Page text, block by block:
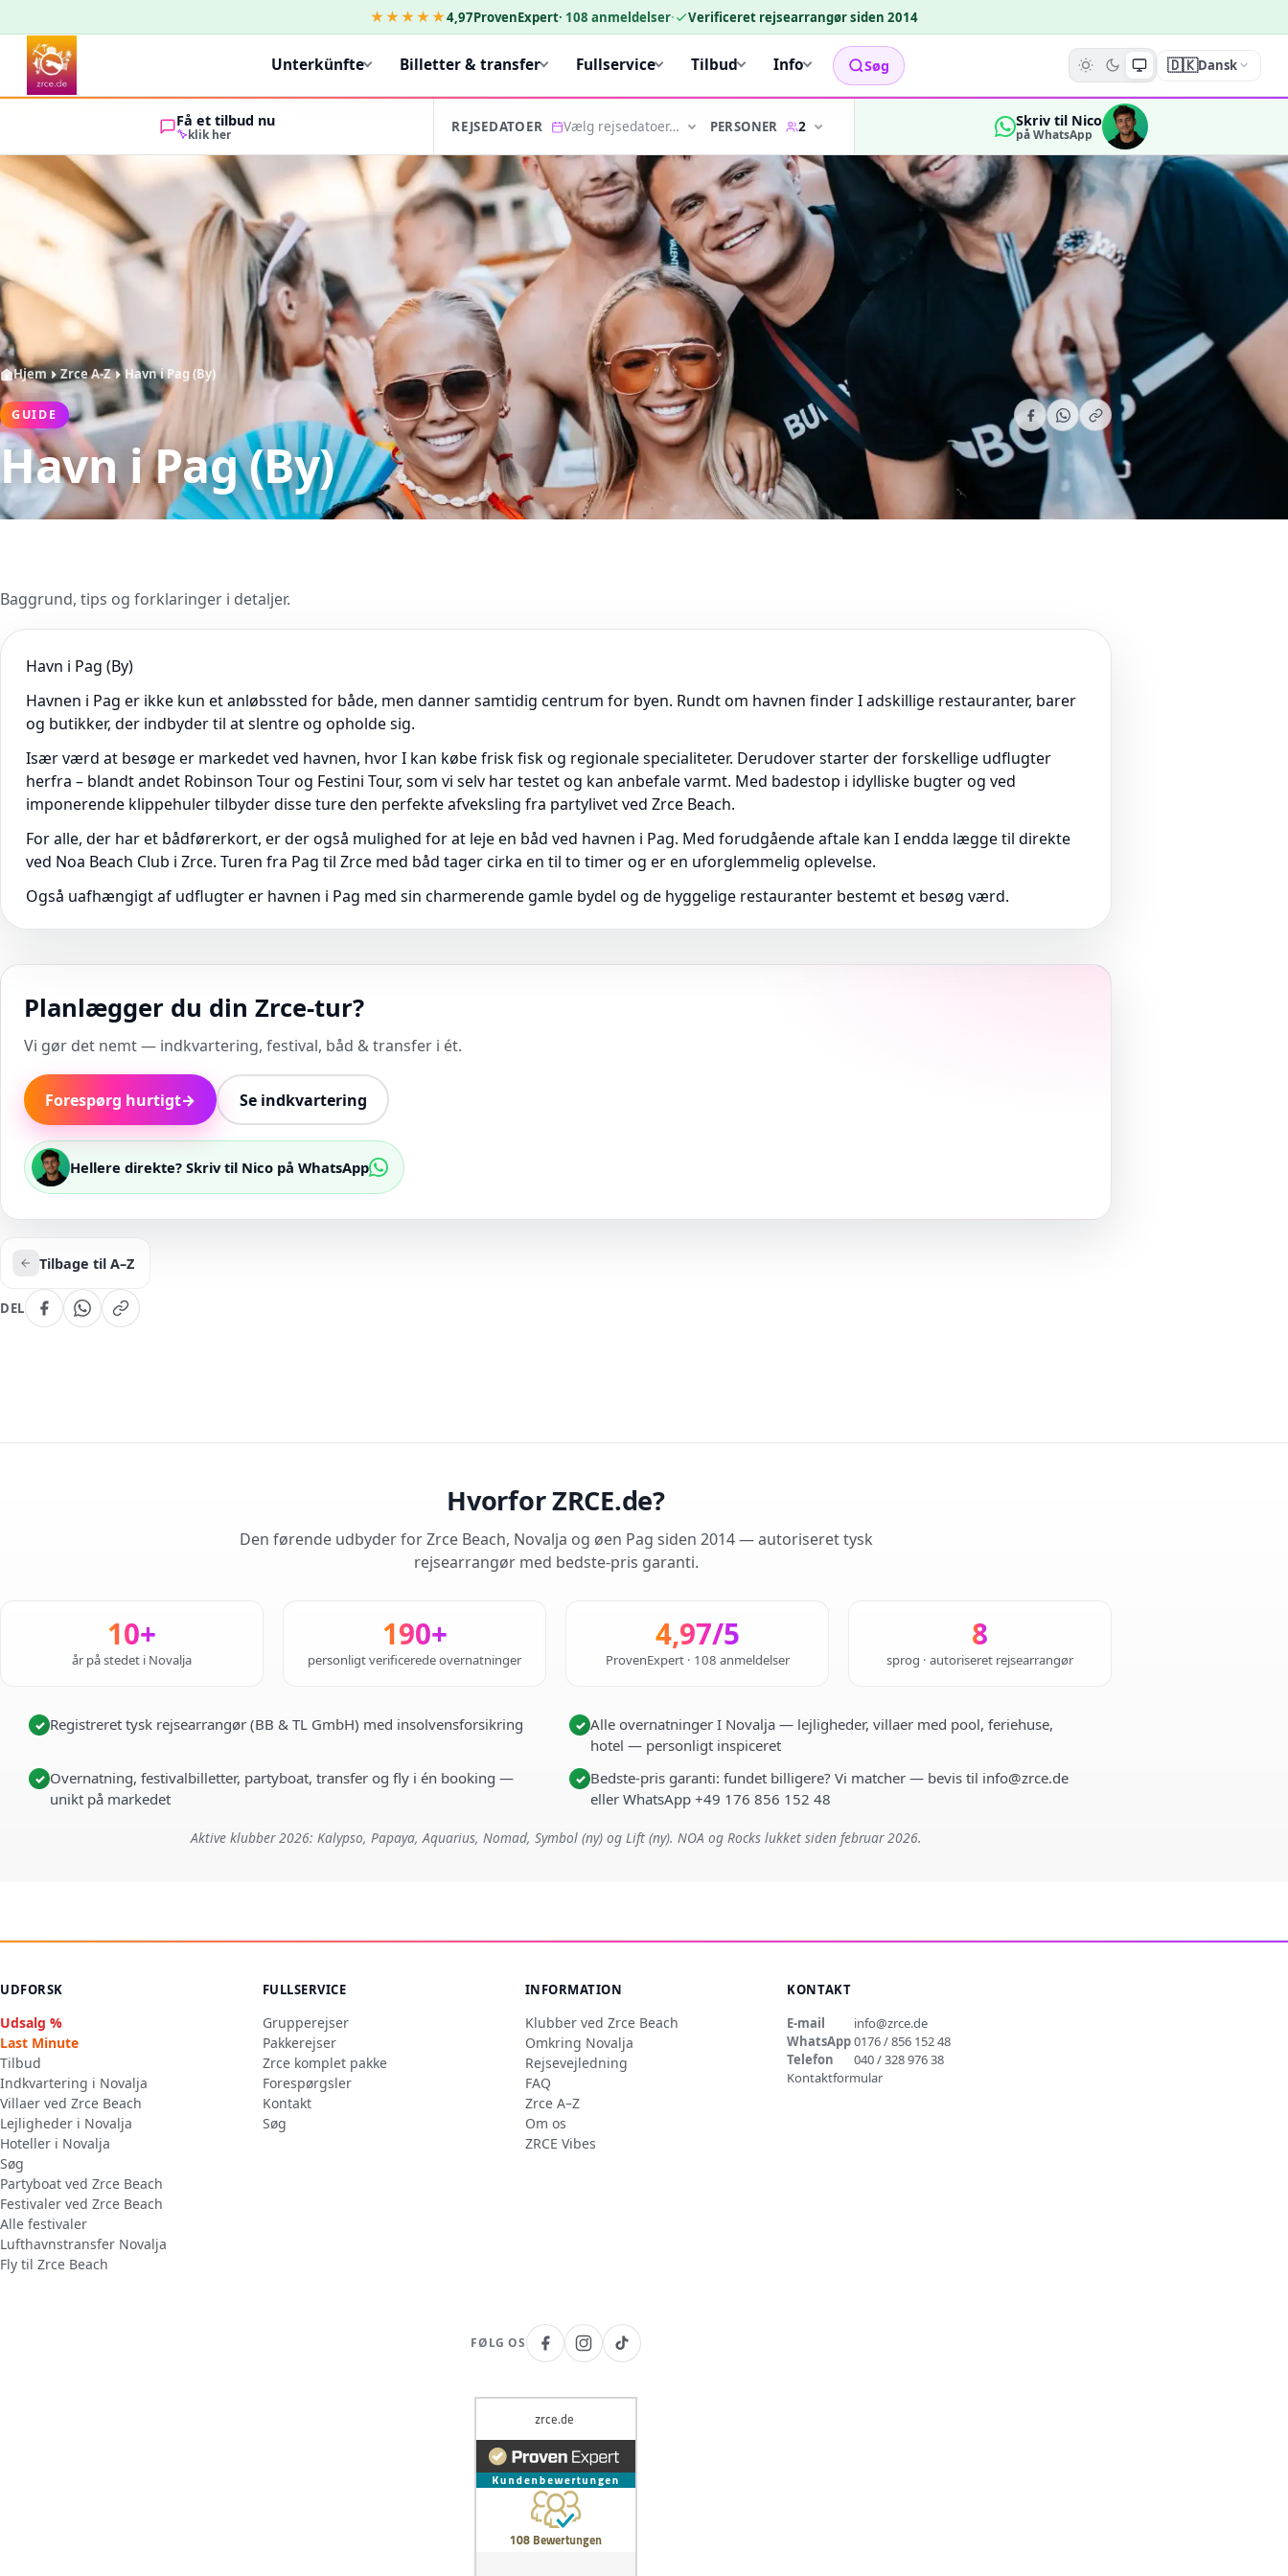
★★★★★4,97ProvenExpert· 108 anmeldelser· Verificeret rejsearrangør siden 2014
Unterkünfte Billetter & transfer Fullservice Tilbud Info Søg 🇩🇰Dansk
Få et tilbud nu
klik her REJSEDATOER Vælg rejsedatoer… PERSONER 2 Skriv til Nico
på WhatsApp
Hjem Zrce A-Z Havn i Pag (By)
GUIDE
Havn i Pag (By)
Baggrund, tips og forklaringer i detaljer.
Havn i Pag (By)
Havnen i Pag er ikke kun et anløbssted for både, men danner samtidig centrum for byen. Rundt om havnen finder I adskillige restauranter, barer
og butikker, der indbyder til at slentre og opholde sig.
Især værd at besøge er markedet ved havnen, hvor I kan købe frisk fisk og regionale specialiteter. Derudover starter der forskellige udflugter
herfra – blandt andet Robinson Tour og Festini Tour, som vi selv har testet og kan anbefale varmt. Med badestop i idylliske bugter og ved
imponerende klippehuler tilbyder disse ture den perfekte afveksling fra partylivet ved Zrce Beach.
For alle, der har et bådførerkort, er der også mulighed for at leje en båd ved havnen i Pag. Med forudgående aftale kan I endda lægge til direkte
ved Noa Beach Club i Zrce. Turen fra Pag til Zrce med båd tager cirka en til to timer og er en uforglemmelig oplevelse.
Også uafhængigt af udflugter er havnen i Pag med sin charmerende gamle bydel og de hyggelige restauranter bestemt et besøg værd.
Planlægger du din Zrce-tur?
Vi gør det nemt — indkvartering, festival, båd & transfer i ét.
Forespørg hurtigt→ Se indkvartering
Hellere direkte? Skriv til Nico på WhatsApp
Tilbage til A–Z
DEL
Hvorfor ZRCE.de?
Den førende udbyder for Zrce Beach, Novalja og øen Pag siden 2014 — autoriseret tysk
rejsearrangør med bedste-pris garanti.
10+
år på stedet i Novalja
190+
personligt verificerede overnatninger
4,97/5
ProvenExpert · 108 anmeldelser
8
sprog · autoriseret rejsearrangør
✓ Registreret tysk rejsearrangør (BB & TL GmbH) med insolvensforsikring ✓ Alle overnatninger I Novalja — lejligheder, villaer med pool, feriehuse,
hotel — personligt inspiceret
✓ Overnatning, festivalbilletter, partyboat, transfer og fly i én booking —
unikt på markedet
✓ Bedste-pris garanti: fundet billigere? Vi matcher — bevis til info@zrce.de
eller WhatsApp +49 176 856 152 48
Aktive klubber 2026: Kalypso, Papaya, Aquarius, Nomad, Symbol (ny) og Lift (ny). NOA og Rocks lukket siden februar 2026.
UDFORSK
Udsalg %
Last Minute
Tilbud
Indkvartering i Novalja
Villaer ved Zrce Beach
Lejligheder i Novalja
Hoteller i Novalja
Søg
Partyboat ved Zrce Beach
Festivaler ved Zrce Beach
Alle festivaler
Lufthavnstransfer Novalja
Fly til Zrce Beach
FULLSERVICE
Grupperejser
Pakkerejser
Zrce komplet pakke
Forespørgsler
Kontakt
Søg
INFORMATION
Klubber ved Zrce Beach
Omkring Novalja
Rejsevejledning
FAQ
Zrce A–Z
Om os
ZRCE Vibes
KONTAKT
E-mail
info@zrce.de
WhatsApp0176 / 856 152 48
Telefon
040 / 328 976 38
Kontaktformular
FØLG OS